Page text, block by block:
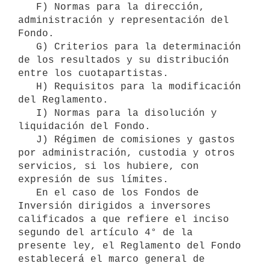
administración y representación del
Fondo.
de los resultados y su distribución
entre los cuotapartistas.
del Reglamento.
liquidación del Fondo.
por administración, custodia y otros
servicios, si los hubiere, con
expresión de sus límites.
Inversión dirigidos a inversores
calificados a que refiere el inciso
segundo del artículo 4° de la
presente ley, el Reglamento del Fondo
establecerá el marco general de